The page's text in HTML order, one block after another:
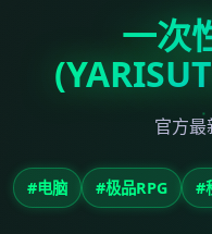
一次
官方
#电脑 #极品RPG #